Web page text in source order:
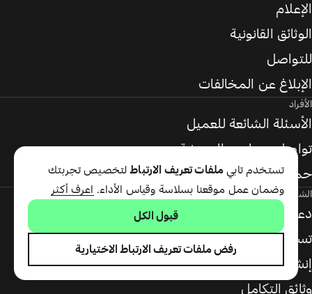
الإعلام
الوثائق القانونية
للتواصل
الإبلاغ عن المخالفات
الأفراد
الأسئلة الشائعة للعميل
تواصل معنا عبر الدردشة
حماية المشتري
الشركاء
دعم الأعمال
تسجيل الدخول للشركاء
إنشاء حساب
وثائق التكامل
تستخدم تابي ملفات تعريف الارتباطلتخصيص تجربتك
وضمان عمل موقعنا بسلاسة وقياس الأداء.
اعرف أكثر
قبول الكل
رفض ملفات تعريف الارتباط الاختيارية